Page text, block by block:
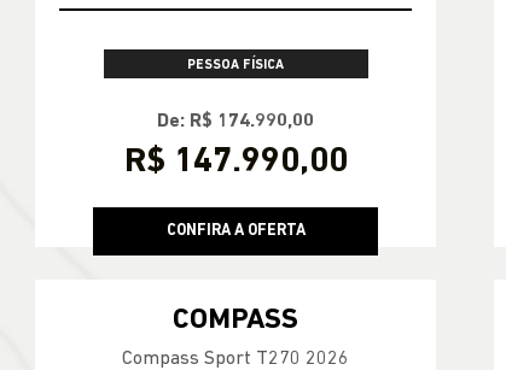
PESSOA FÍSICA
De: R$ 174.990,00
R$ 147.990,00
CONFIRA A OFERTA
COMPASS
Compass Sport T270 2026